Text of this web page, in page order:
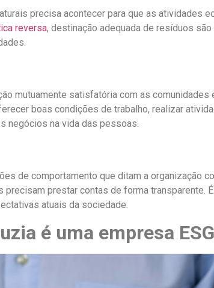
precisa acontecer para que as atividades
reversa, destinação adequada de resíduos
mutuamente satisfatória com as
boas condições de trabalho, realizar
negócios na vida das pessoas.
de comportamento que ditam a organização
prestar contas de forma transparente.
atuais da sociedade.
é uma empresa ESG